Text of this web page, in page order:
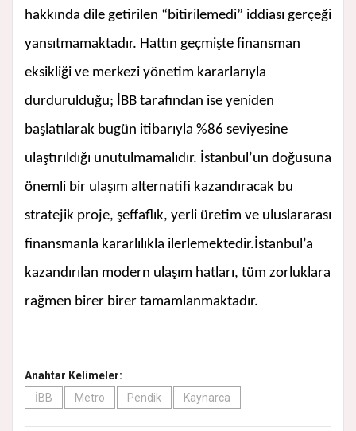
hakkında dile getirilen “bitirilemedi” iddiası gerçeği
yansıtmamaktadır. Hattın geçmişte finansman
eksikliği ve merkezi yönetim kararlarıyla
durdurulduğu; İBB tarafından ise yeniden
başlatılarak bugün itibarıyla %86 seviyesine
ulaştırıldığı unutulmamalıdır. İstanbul’un doğusuna
önemli bir ulaşım alternatifi kazandıracak bu
stratejik proje, şeffaflık, yerli üretim ve uluslararası
finansmanla kararlılıkla ilerlemektedir.İstanbul’a
kazandırılan modern ulaşım hatları, tüm zorluklara
rağmen birer birer tamamlanmaktadır.
Anahtar Kelimeler:
İBB
Metro Pendik Kaynarca